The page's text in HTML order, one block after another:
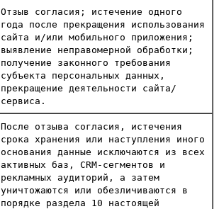
Отзыв согласия; истечение одного
года после прекращения использования
сайта и/или мобильного приложения;
выявление неправомерной обработки;
получение законного требования
субъекта персональных данных,
прекращение деятельности сайта/
сервиса.
После отзыва согласия, истечения
срока хранения или наступления иного
основания данные исключаются из всех
активных баз, CRM-сегментов и
рекламных аудиторий, а затем
уничтожаются или обезличиваются в
порядке раздела 10 настоящей